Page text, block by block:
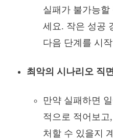
실패가 불가능할
세요. 작은 성공
다음 단계를 시
최악의 시나리오 직
만약 실패하면
적으로 적어보고
처할 수 있을지